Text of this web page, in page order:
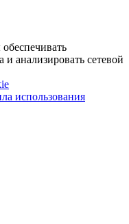
анализировать сетевой
использования